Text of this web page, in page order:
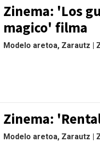
Zinema: 'Los
magico' filma
Modelo aretoa, Zarautz |
Zinema:
Modelo aretoa, Zarautz |